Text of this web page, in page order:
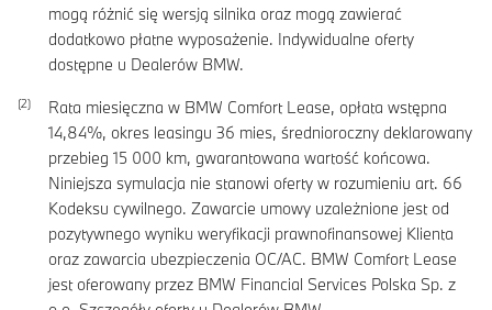
mogą różnić się wersją silnika oraz mogą zawierać
dodatkowo płatne wyposażenie. Indywidualne oferty
dostępne u Dealerów BMW.
Rata miesięczna w BMW Comfort Lease, opłata wstępna
14,84%, okres leasingu 36 mies, średnioroczny deklarowany
przebieg 15 000 km, gwarantowana wartość końcowa.
Niniejsza symulacja nie stanowi oferty w rozumieniu art. 66
Kodeksu cywilnego. Zawarcie umowy uzależnione jest od
pozytywnego wyniku weryfikacji prawnofinansowej Klienta
oraz zawarcia ubezpieczenia OC/AC. BMW Comfort Lease
jest oferowany przez BMW Financial Services Polska Sp. z